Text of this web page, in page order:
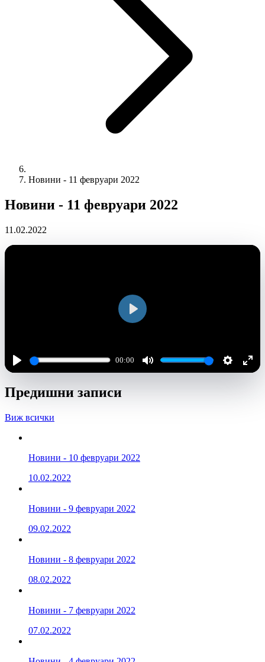
Новини - 11 февруари 2022
Новини - 11 февруари 2022
11.02.2022
Play
00:00
Mute Settings
Play
Предишни записи
Виж всички
Новини - 10 февруари 2022
10.02.2022
Новини - 9 февруари 2022
09.02.2022
Новини - 8 февруари 2022
08.02.2022
Новини - 7 февруари 2022
07.02.2022